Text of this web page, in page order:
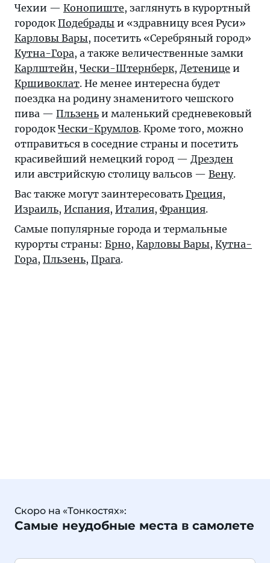
Чехии — Конопиште, заглянуть в курортный
городокПодебрады и «здравницу всея Руси»
Карловы Вары, посетить «Серебряный город»
Кутна-Гора, а также величественные замки
Карлштейн, Чески-Штернберк, Детенице и
Кршивоклат. Не менее интересна будет
поездка на родину знаменитого чешского
пива — Пльзень и маленький средневековый
городокЧески-Крумлов. Кроме того, можно
отправиться в соседние страны и посетить
красивейший немецкий город — Дрезден
или австрийскую столицу вальсов — Вену.
Вас также могут заинтересовать Греция,
Израиль, Испания, Италия, Франция.
Самые популярные города и термальные
курорты страны: Брно, Карловы Вары, Кутна-
Гора, Пльзень, Прага.
Скоро на «Тонкостях»:
Самые неудобные места в самолете